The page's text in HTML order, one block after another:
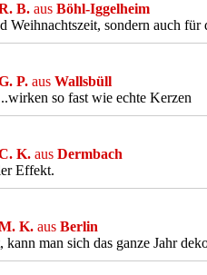
B. aus Böhl-Iggelheim
sondern auch für
P. aus Wallsbüll
so fast wie echte Kerzen
K. aus Dermbach
Effekt.
K. aus Berlin
man sich das ganze Jahr